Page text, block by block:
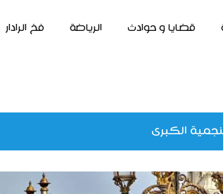
قضايا و حوادث الرياضة فخ الرادار
الكبرى